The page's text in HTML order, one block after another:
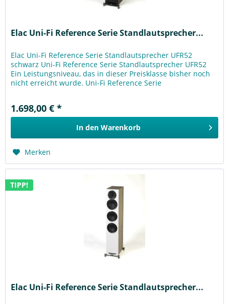
Elac Uni-Fi Reference Serie Standlautsprecher...
Elac Uni-Fi Reference Serie Standlautsprecher UFR52
schwarz Uni-Fi Reference Serie Standlautsprecher UFR52
Ein Leistungsniveau, das in dieser Preisklasse bisher noch
nicht erreicht wurde. Uni-Fi Reference Serie
1.698,00 € *
In den Warenkorb
Merken
TIPP!
Elac Uni-Fi Reference Serie Standlautsprecher...